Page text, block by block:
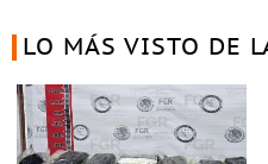
LO MÁS VISTO DE